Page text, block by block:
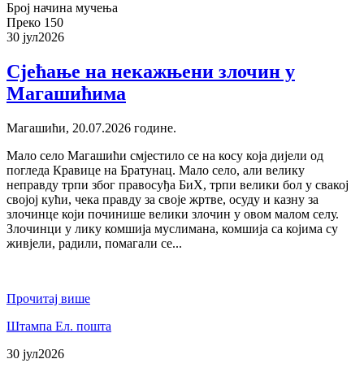
Број начина мучења
Преко 150
30 јул2026
Сјећање на некажњени злочин у
Магашићима
Магашићи, 20.07.2026 године.
Мало село Магашићи смјестило се на косу која дијели од
погледа Кравице на Братунац. Мало село, али велику
неправду трпи због правосуђа БиХ, трпи велики бол у свакој
својој кући, чека правду за своје жртве, осуду и казну за
злочинце који починише велики злочин у овом малом селу.
Злочинци у лику комшија муслимана, комшија са којима су
живјели, радили, помагали се...
Прочитај више
Штампа Ел. пошта
30 јул2026